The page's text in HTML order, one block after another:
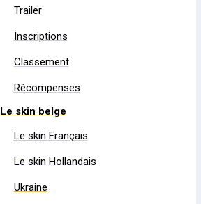
Trailer
Inscriptions
Classement
Récompenses
Le skin belge
Le skin Français
Le skin Hollandais
Ukraine